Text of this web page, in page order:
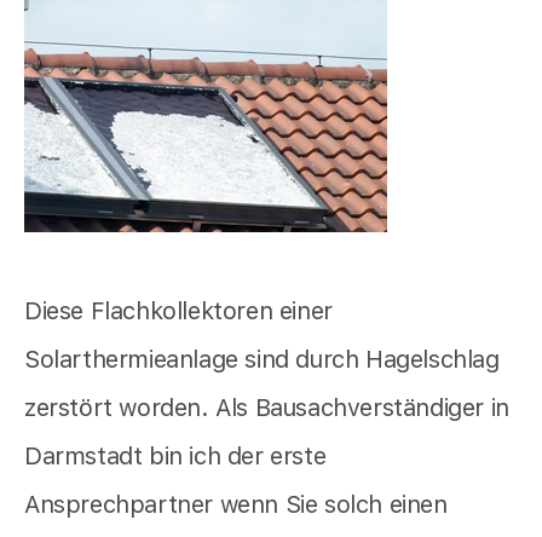
Diese Flachkollektoren einer
Solarthermieanlage sind durch Hagelschlag
zerstört worden. Als Bausachverständiger in
Darmstadt bin ich der erste
Ansprechpartner wenn Sie solch einen